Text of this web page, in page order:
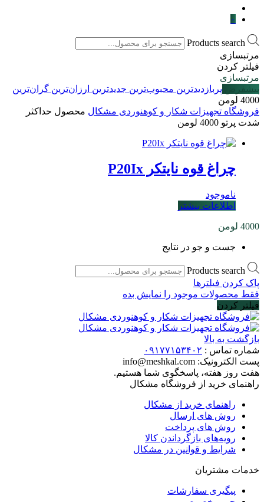
۰
Products search
مرتبسازی
فیلتر کردن
مرتبسازی
پیشفرض پربازدیدترین محبوب‌ترین جدیدترین ارزان‌ترین گران‌ترین
4000 لومن
فروشگاه تجهیزات شکار و کوهنوردی مشکال محصول حداکثر
شدت پرتو 4000 لومن
چراغ قوه نایتکر P20Ix
ناموجود
اطلاعات بیشتر
4000 لومن
جست و جو در نتایج
Products search
پاک کردن فیلترها
فقط محصولات موجود را نمایش بده
فیلتر کردن
بازگشت به بالا
شماره تماس : ۰۹۱۷۷۱۵۳۴۰۲
پست الکترونیک: info@meshkal.com
هفت روز هفته، پاسخگوی شما هستیم.
راهنمای خرید از فروشگاه مشکال
راهنمای خرید از مشکال
روش های ارسال
روش های پرداخت
رویه‌های بازگرداندن کالا
شرایط و قوانین در مشکال
خدمات مشتریان
پیگیری سفارشات